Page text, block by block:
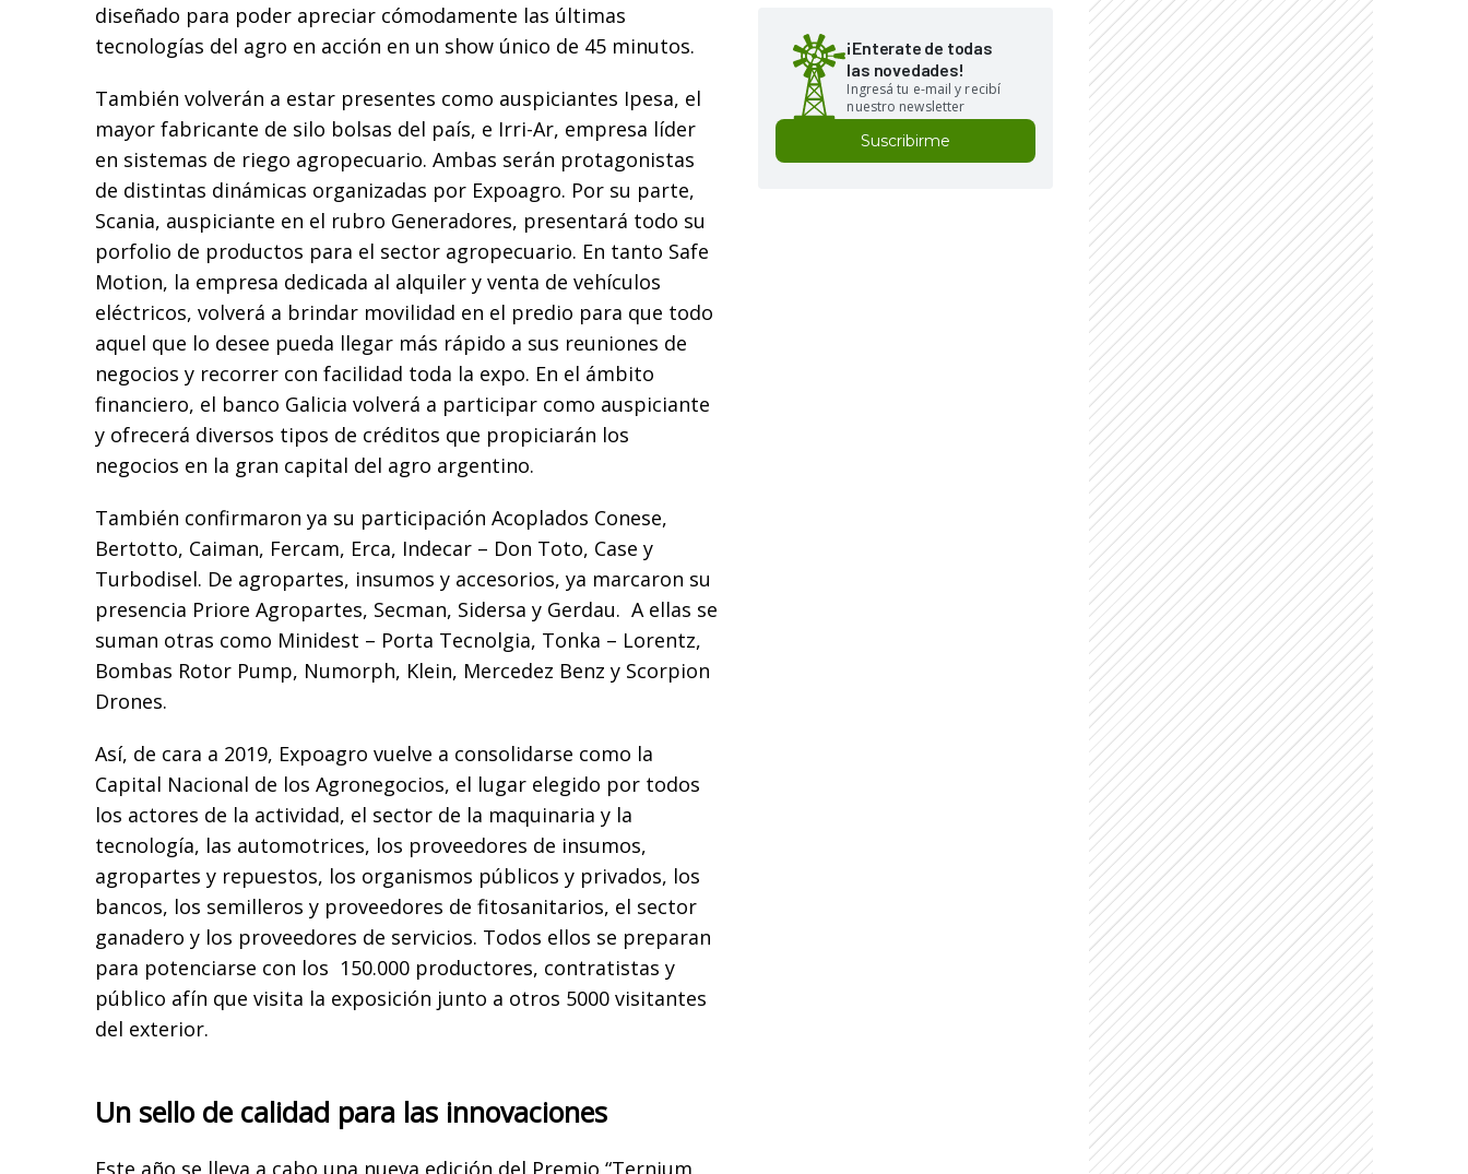
diseñado para poder apreciar cómodamente las últimas
tecnologías del agro en acción en un show único de 45 minutos.
También volverán a estar presentes como auspiciantes Ipesa, el
mayor fabricante de silo bolsas del país, e Irri-Ar, empresa líder
en sistemas de riego agropecuario. Ambas serán protagonistas
de distintas dinámicas organizadas por Expoagro. Por su parte,
Scania, auspiciante en el rubro Generadores, presentará todo su
porfolio de productos para el sector agropecuario. En tanto Safe
Motion, la empresa dedicada al alquiler y venta de vehículos
eléctricos, volverá a brindar movilidad en el predio para que todo
aquel que lo desee pueda llegar más rápido a sus reuniones de
negocios y recorrer con facilidad toda la expo. En el ámbito
financiero, el banco Galicia volverá a participar como auspiciante
y ofrecerá diversos tipos de créditos que propiciarán los
negocios en la gran capital del agro argentino.
También confirmaron ya su participación Acoplados Conese,
Bertotto, Caiman, Fercam, Erca, Indecar – Don Toto, Case y
Turbodisel. De agropartes, insumos y accesorios, ya marcaron su
presencia Priore Agropartes, Secman, Sidersa y Gerdau. A ellas se
suman otras como Minidest – Porta Tecnolgia, Tonka – Lorentz,
Bombas Rotor Pump, Numorph, Klein, Mercedez Benz y Scorpion
Drones.
Así, de cara a 2019, Expoagro vuelve a consolidarse como la
Capital Nacional de los Agronegocios, el lugar elegido por todos
los actores de la actividad, el sector de la maquinaria y la
tecnología, las automotrices, los proveedores de insumos,
agropartes y repuestos, los organismos públicos y privados, los
bancos, los semilleros y proveedores de fitosanitarios, el sector
ganadero y los proveedores de servicios. Todos ellos se preparan
para potenciarse con los 150.000 productores, contratistas y
público afín que visita la exposición junto a otros 5000 visitantes
del exterior.
Un sello de calidad para las innovaciones
Este año se lleva a cabo una nueva edición del Premio “Ternium
¡Enterate de todas
las novedades!
Ingresá tu e-mail y recibí
nuestro newsletter
Suscribirme